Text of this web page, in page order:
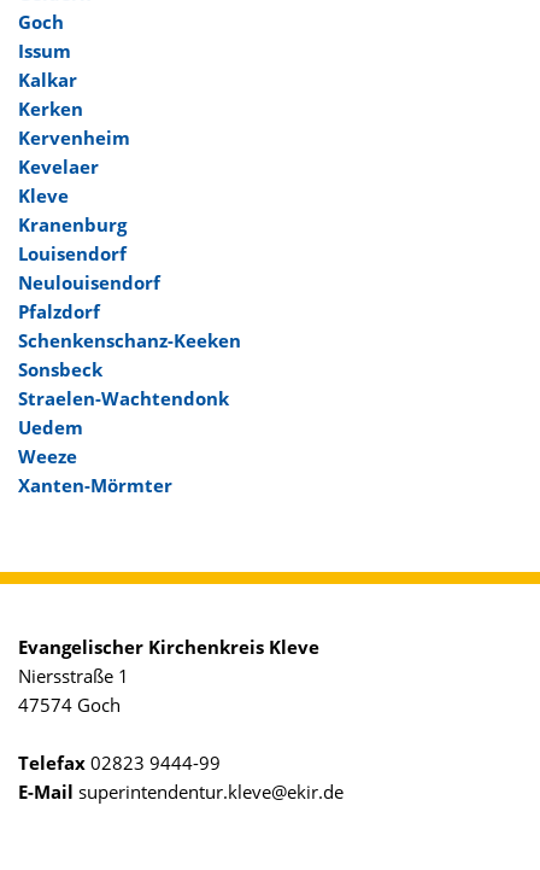
Goch
Issum
Kalkar
Kerken
Kervenheim
Kevelaer
Kleve
Kranenburg
Louisendorf
Neulouisendorf
Pfalzdorf
Schenkenschanz-Keeken
Sonsbeck
Straelen-Wachtendonk
Uedem
Weeze
Xanten-Mörmter
Evangelischer Kirchenkreis Kleve
Niersstraße 1
47574 Goch
Telefax 02823 9444-99
E-Mail superintendentur.kleve@ekir.de